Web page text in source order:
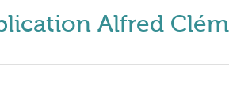
Alfred